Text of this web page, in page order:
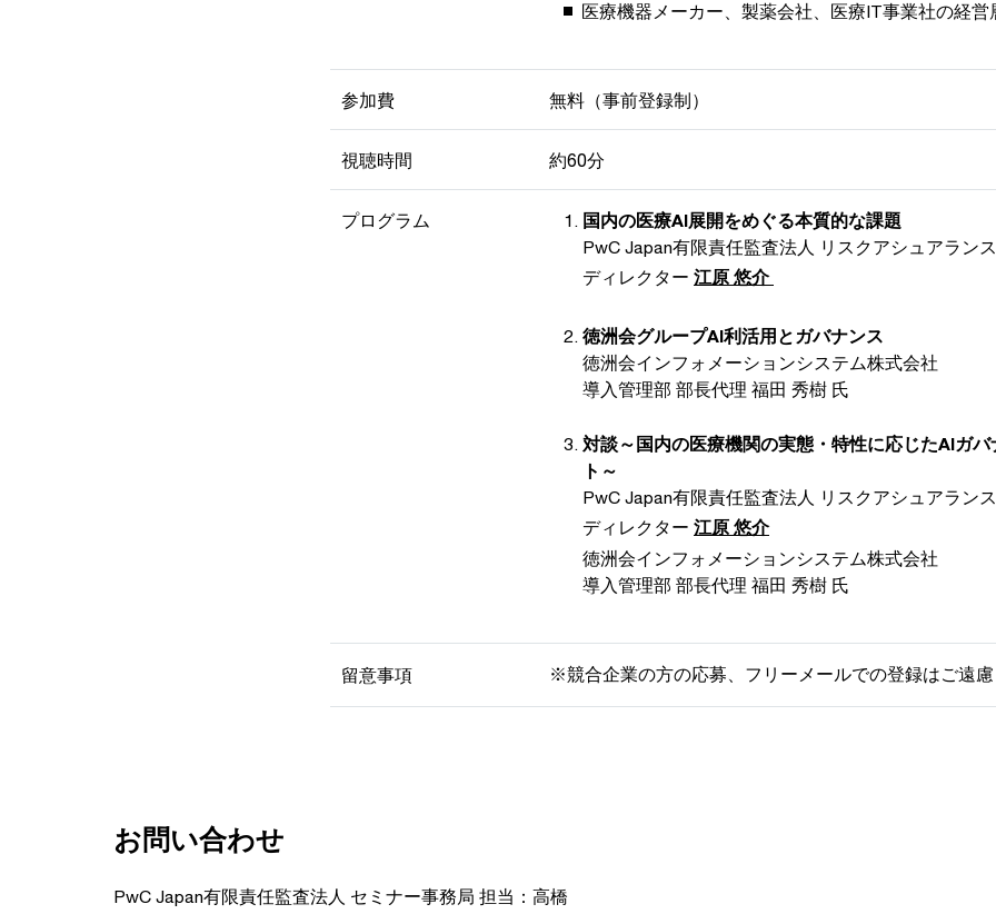
医療機器メーカー、製薬会社、医療IT事業社の経営
参加費 無料（事前登録制）
視聴時間 約60分
プログラム
国内の医療AI展開をめぐる​本質的な課題
PwC Japan有限責任監査法人 リスクアシュアランス
ディレクター 江原 悠介
徳洲会グループAI利活用とガバナンス
徳洲会インフォメーションシステム株式会社
導入管理部 部長代理 福田 秀樹 氏
対談～国内の医療機関の実態・特性に応じたAIガ
ト～
PwC Japan有限責任監査法人 リスクアシュアランス
ディレクター 江原 悠介
徳洲会インフォメーションシステム株式会社
導入管理部 部長代理 福田 秀樹 氏
留意事項 ※競合企業の方の応募、フリーメールでの登録はご遠慮
お問い合わせ
PwC Japan有限責任監査法人 セミナー事務局 担当：高橋